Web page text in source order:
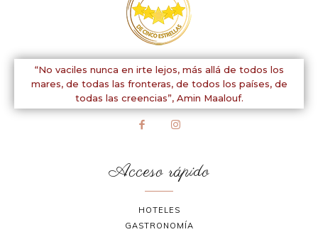
“No vaciles nunca en irte lejos, más allá de todos los
mares, de todas las fronteras, de todos los países, de
todas las creencias”, Amin Maalouf.
Acceso rápido
HOTELES
GASTRONOMÍA